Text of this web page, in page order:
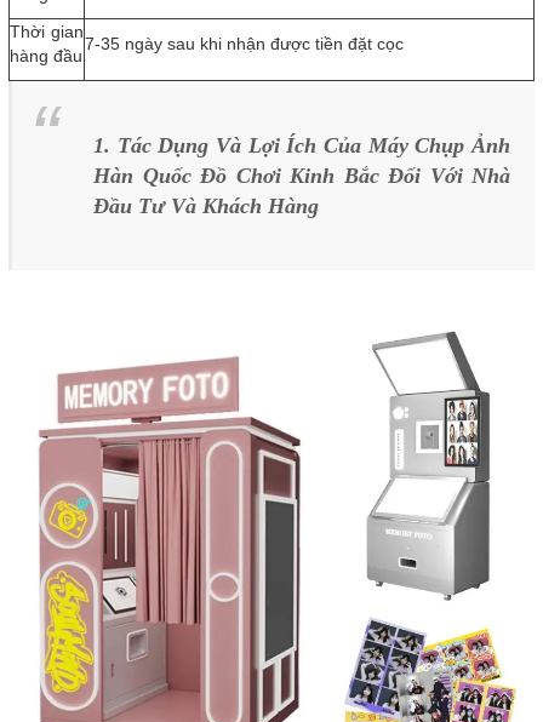
Thời gian
hàng đầu
7-35 ngày sau khi nhận được tiền đặt cọc
1. Tác Dụng Và Lợi Ích Của Máy Chụp Ảnh
Hàn Quốc Đồ Chơi Kinh Bắc Đối Với Nhà
Đầu Tư Và Khách Hàng